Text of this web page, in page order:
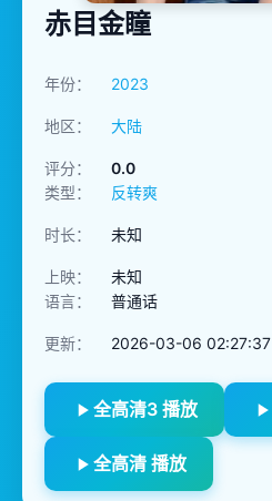
赤目金瞳
年份： 2023
地区： 大陆
评分：
0.0
类型：
反转爽
时长： 未知
上映：
未知
语言：
普通话
更新： 2026-03-06 02:27:37
全高清3 播放
全高清 播放